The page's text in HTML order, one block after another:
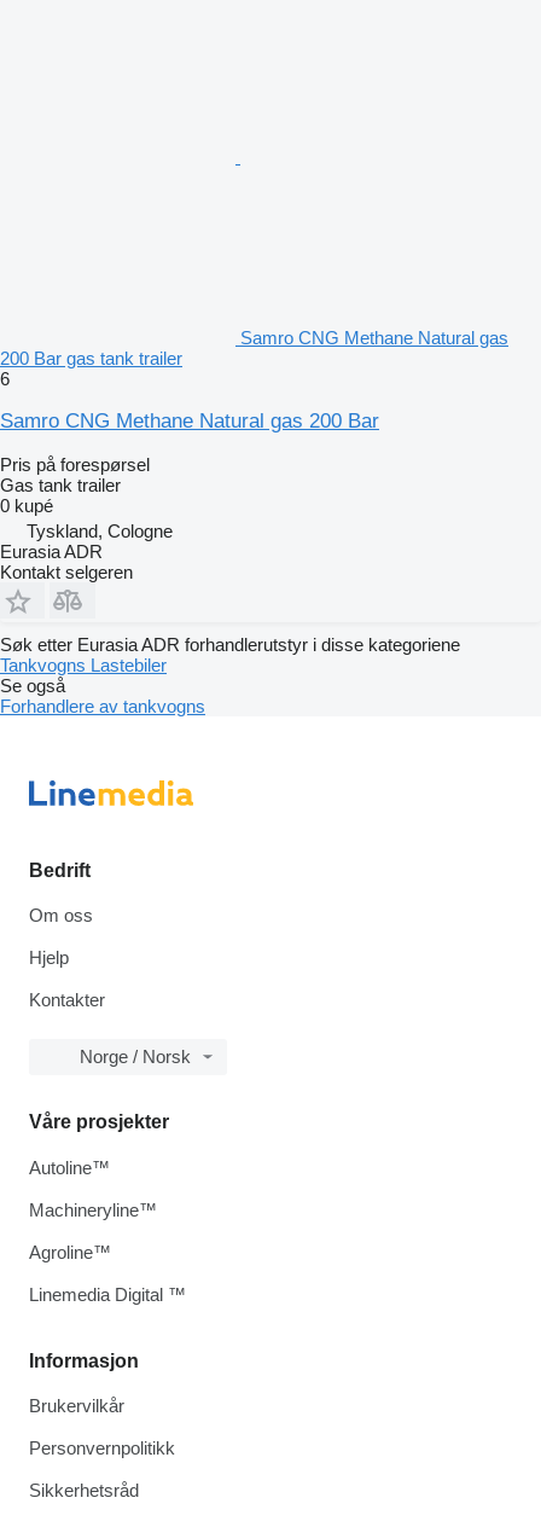
Samro CNG Methane Natural gas
200 Bar gas tank trailer
6
Samro CNG Methane Natural gas 200 Bar
Pris på forespørsel
Gas tank trailer
0 kupé
Tyskland, Cologne
Eurasia ADR
Kontakt selgeren
Søk etter Eurasia ADR forhandlerutstyr i disse kategoriene
Tankvogns Lastebiler
Se også
Forhandlere av tankvogns
Bedrift
Om oss
Hjelp
Kontakter
Norge / Norsk
Informasjon
Brukervilkår
Personvernpolitikk
Sikkerhetsråd
Våre prosjekter
Autoline™
Machineryline™
Agroline™
Linemedia Digital ™